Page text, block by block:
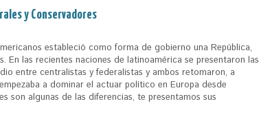
o
o
k
y Conservadores
estableció como forma de gobierno una República,
las recientes naciones de latinoamérica se presentaron las
entre centralistas y federalistas y ambos retomaron, a
a dominar el actuar político en Europa desde
son algunas de las diferencias, te presentamos sus